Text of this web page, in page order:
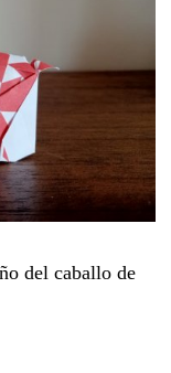
del caballo de